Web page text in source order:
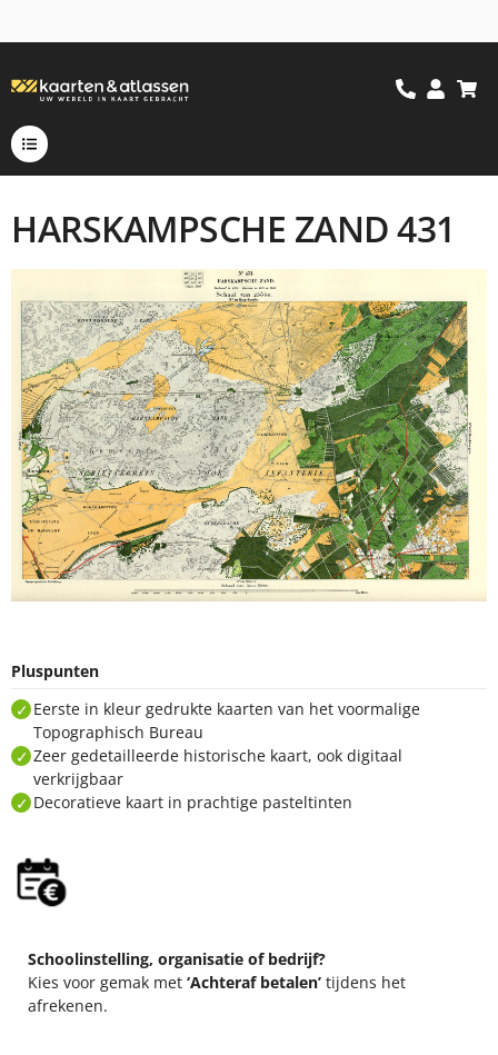
HARSKAMPSCHE ZAND 431
Pluspunten
Eerste in kleur gedrukte kaarten van het voormalige
Topographisch Bureau
Zeer gedetailleerde historische kaart, ook digitaal verkrijgbaar
Decoratieve kaart in prachtige pasteltinten
Kies voor gemak met‘Achteraf betalen’tijdens het
afrekenen.